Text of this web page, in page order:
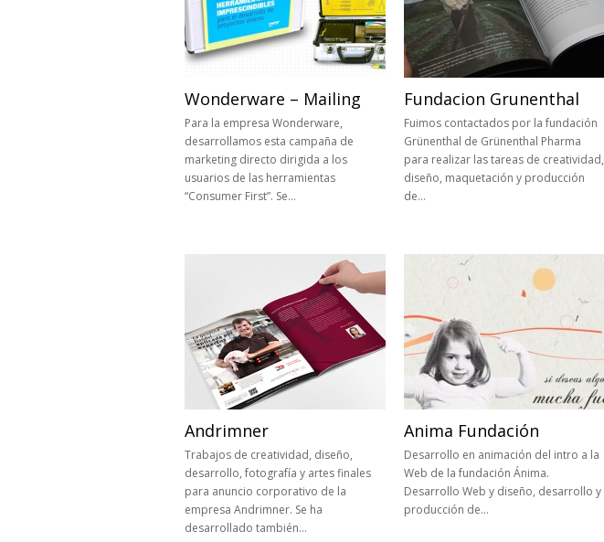
Wonderware – Mailing
Para la empresa Wonderware,
desarrollamos esta campaña de
marketing directo dirigida a los
usuarios de las herramientas
“Consumer First”. Se…
Fundacion Grunenthal
Fuimos contactados por la fundación
Grünenthal de Grünenthal Pharma
para realizar las tareas de creatividad,
diseño, maquetación y producción
de…
Andrimner
Trabajos de creatividad, diseño,
desarrollo, fotografía y artes finales
para anuncio corporativo de la
empresa Andrimner. Se ha
desarrollado también…
Anima Fundación
Desarrollo en animación del intro a la
Web de la fundación Ánima.
Desarrollo Web y diseño, desarrollo y
producción de…